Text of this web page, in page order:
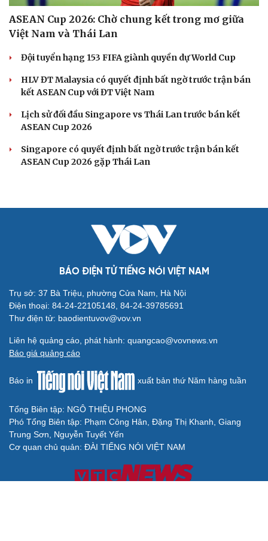
ASEAN Cup 2026: Chờ chung kết trong mơ giữa
Việt Nam và Thái Lan
Đội tuyển hạng 153 FIFA giành quyền dự World Cup
HLV ĐT Malaysia có quyết định bất ngờ trước trận bán
kết ASEAN Cup với ĐT Việt Nam
Lịch sử đối đầu Singapore vs Thái Lan trước bán kết
ASEAN Cup 2026
Singapore có quyết định bất ngờ trước trận bán kết
ASEAN Cup 2026 gặp Thái Lan
BÁO ĐIỆN TỬ TIẾNG NÓI VIỆT NAM
Trụ sở: 37 Bà Triệu, phường Cửa Nam, Hà Nội
Điện thoại: 84-24-22105148, 84-24-39785691
Thư điện tử: baodientuvov@vov.vn
Liên hệ quảng cáo, phát hành: quangcao@vovnews.vn
Báo giá quảng cáo
Báo in xuất bản thứ Năm hàng tuần
Tổng Biên tập: NGÔ THIỆU PHONG
Phó Tổng Biên tập: Phạm Công Hân, Đặng Thị Khanh, Giang
Trung Sơn, Nguyễn Tuyết Yến
Cơ quan chủ quản: ĐÀI TIẾNG NÓI VIỆT NAM